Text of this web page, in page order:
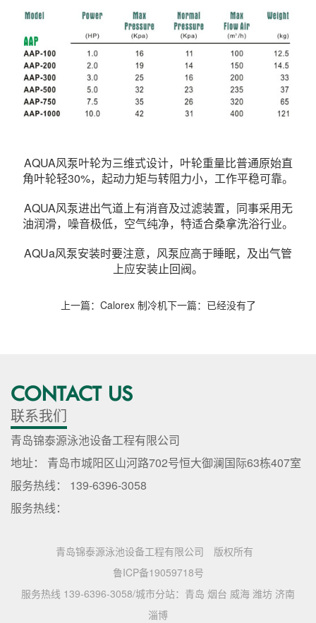
AQUA风泵叶轮为三维式设计，叶轮重量比普通原始直
角叶轮轻30%，起动力矩与转阻力小，工作平稳可靠。
AQUA风泵进出气道上有消音及过滤装置，同事采用无
油润滑，噪音极低，空气纯净，特适合桑拿洗浴行业。
AQUa风泵安装时要注意，风泵应高于睡眠，及出气管
上应安装止回阀。
上一篇： Calorex 制冷机下一篇：已经没有了
CONTACT US
联系我们
青岛锦泰源泳池设备工程有限公司
地址： 青岛市城阳区山河路702号恒大御澜国际63栋407室
服务热线： 139-6396-3058
服务热线：
青岛锦泰源泳池设备工程有限公司
版权所有
鲁ICP备19059718号
服务热线 139-6396-3058/城市分站： 青岛 烟台 威海 潍坊 济南
淄博